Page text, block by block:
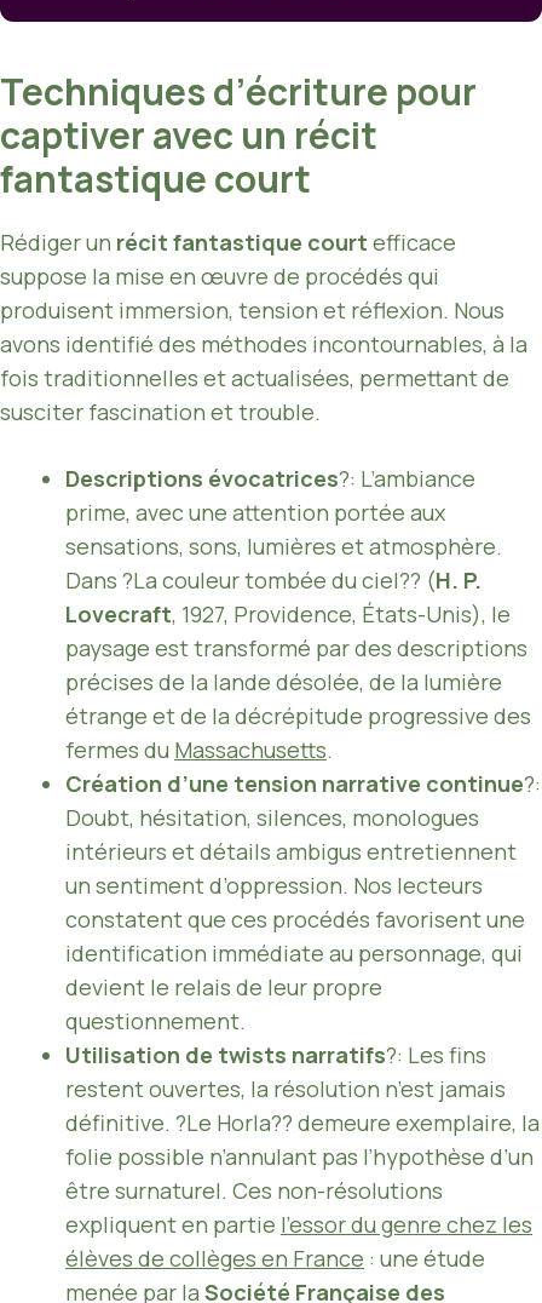
Techniques d’écriture pour
captiver avec un récit
fantastique court
Rédiger un récit fantastique court efficace
suppose la mise en œuvre de procédés qui
produisent immersion, tension et réflexion. Nous
avons identifié des méthodes incontournables, à la
fois traditionnelles et actualisées, permettant de
susciter fascination et trouble.
Descriptions évocatrices?: L’ambiance
prime, avec une attention portée aux
sensations, sons, lumières et atmosphère.
Dans ?La couleur tombée du ciel?? (H. P.
Lovecraft, 1927, Providence, États-Unis), le
paysage est transformé par des descriptions
précises de la lande désolée, de la lumière
étrange et de la décrépitude progressive des
fermes du Massachusetts.
Création d’une tension narrative continue?:
Doubt, hésitation, silences, monologues
intérieurs et détails ambigus entretiennent
un sentiment d’oppression. Nos lecteurs
constatent que ces procédés favorisent une
identification immédiate au personnage, qui
devient le relais de leur propre
questionnement.
Utilisation de twists narratifs?: Les fins
restent ouvertes, la résolution n’est jamais
définitive. ?Le Horla?? demeure exemplaire, la
folie possible n’annulant pas l’hypothèse d’un
être surnaturel. Ces non-résolutions
expliquent en partie l’essor du genre chez les
élèves de collèges en France : une étude
menée par la Société Française des